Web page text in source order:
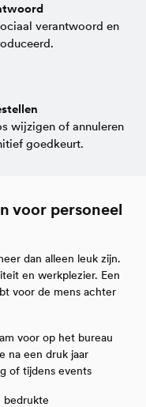
verantwoord en
wijzigen of annuleren
goedkeurt.
voor personeel
dan alleen leuk zijn.
en werkplezier. Een
voor de mens achter
voor op het bureau
na een druk jaar
of tijdens events
bedrukte